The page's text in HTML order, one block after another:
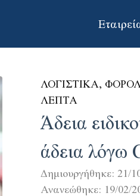
ΛΟΓΙΣΤΙΚΑ,
ΛΕΠΤΑ
Άδεια
άδεια λόγω
Δημιουργήθηκε:21/
Ανανεώθηκε: 19/02/